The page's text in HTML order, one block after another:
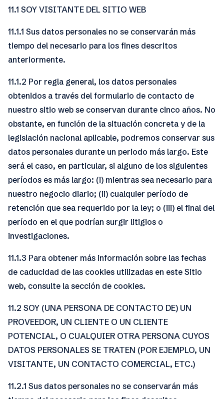
11.1 SOY VISITANTE DEL SITIO WEB
11.1.1 Sus datos personales no se conservarán más
tiempo del necesario para los fines descritos
anteriormente.
11.1.2 Por regla general, los datos personales
obtenidos a través del formulario de contacto de
nuestro sitio web se conservan durante cinco años. No
obstante, en función de la situación concreta y de la
legislación nacional aplicable, podremos conservar sus
datos personales durante un periodo más largo. Este
será el caso, en particular, si alguno de los siguientes
períodos es más largo: (i) mientras sea necesario para
nuestro negocio diario; (ii) cualquier período de
retención que sea requerido por la ley; o (iii) el final del
período en el que podrían surgir litigios o
investigaciones.
11.1.3 Para obtener más información sobre las fechas
de caducidad de las cookies utilizadas en este Sitio
web, consulte la sección de cookies.
11.2 SOY (UNA PERSONA DE CONTACTO DE) UN
PROVEEDOR, UN CLIENTE O UN CLIENTE
POTENCIAL, O CUALQUIER OTRA PERSONA CUYOS
DATOS PERSONALES SE TRATEN (POR EJEMPLO, UN
VISITANTE, UN CONTACTO COMERCIAL, ETC.)
11.2.1 Sus datos personales no se conservarán más